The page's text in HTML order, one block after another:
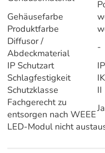
Gehäusefarbe
Produktfarbe
Diffusor /
Abdeckmaterial
-
IP Schutzart
Schlagfestigkeit
Schutzklasse
II
Fachgerecht zu
entsorgen nach WEEE
Ja
LED-Modul nicht